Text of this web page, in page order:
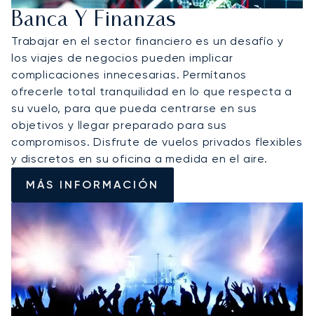
Banca Y Finanzas
Trabajar en el sector financiero es un desafío y
los viajes de negocios pueden implicar
complicaciones innecesarias. Permítanos
ofrecerle total tranquilidad en lo que respecta a
su vuelo, para que pueda centrarse en sus
objetivos y llegar preparado para sus
compromisos. Disfrute de vuelos privados flexibles
y discretos en su oficina a medida en el aire.
MÁS INFORMACIÓN